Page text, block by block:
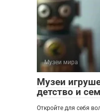
Музеи мира
Музеи
детство и
Откройте для себя